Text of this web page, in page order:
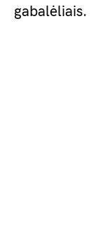
gabalėliais.